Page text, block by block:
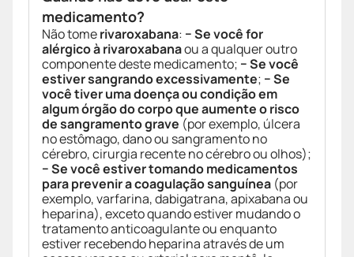
medicamento?
Não tomerivaroxabana: − Se você for
alérgico à rivaroxabanaou a qualquer outro
componente deste medicamento; − Se você
estiver sangrando excessivamente; − Se
você tiver uma doença ou condição em
algum órgão do corpo que aumente o risco
de sangramento grave (por exemplo, úlcera
no estômago, dano ou sangramento no
cérebro, cirurgia recente no cérebro ou olhos);
− Se você estiver tomando medicamentos
para prevenir a coagulação sanguínea (por
exemplo, varfarina, dabigatrana, apixabana ou
heparina), exceto quando estiver mudando o
tratamento anticoagulante ou enquanto
estiver recebendo heparina através de um